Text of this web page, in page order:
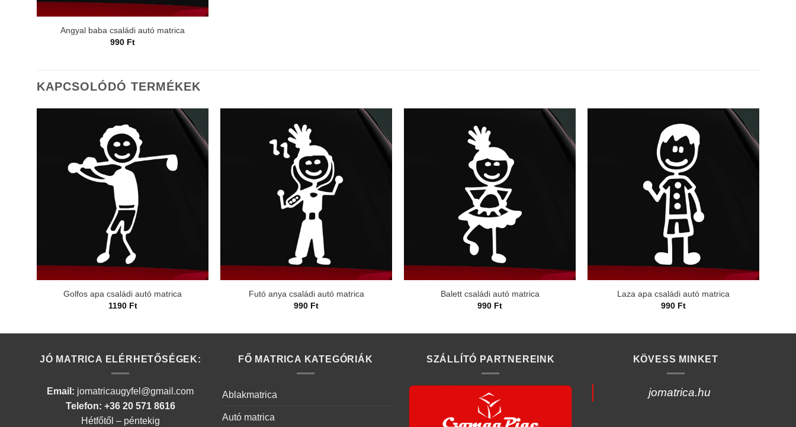
Angyal baba családi autó matrica
990 Ft
KAPCSOLÓDÓ TERMÉKEK
Golfos apa családi autó matrica
1190 Ft
Futó anya családi autó matrica
990 Ft
Balett családi autó matrica
990 Ft
Laza apa családi autó matrica
990 Ft
JÓ MATRICA ELÉRHETŐSÉGEK:
Email: jomatricaugyfel@gmail.com
Telefon: +36 20 571 8616
Hétfőtől – péntekig
FŐ MATRICA KATEGÓRIÁK
Ablakmatrica
Autó matrica
SZÁLLÍTÓ PARTNEREINK KÖVESS MINKET
jomatrica.hu